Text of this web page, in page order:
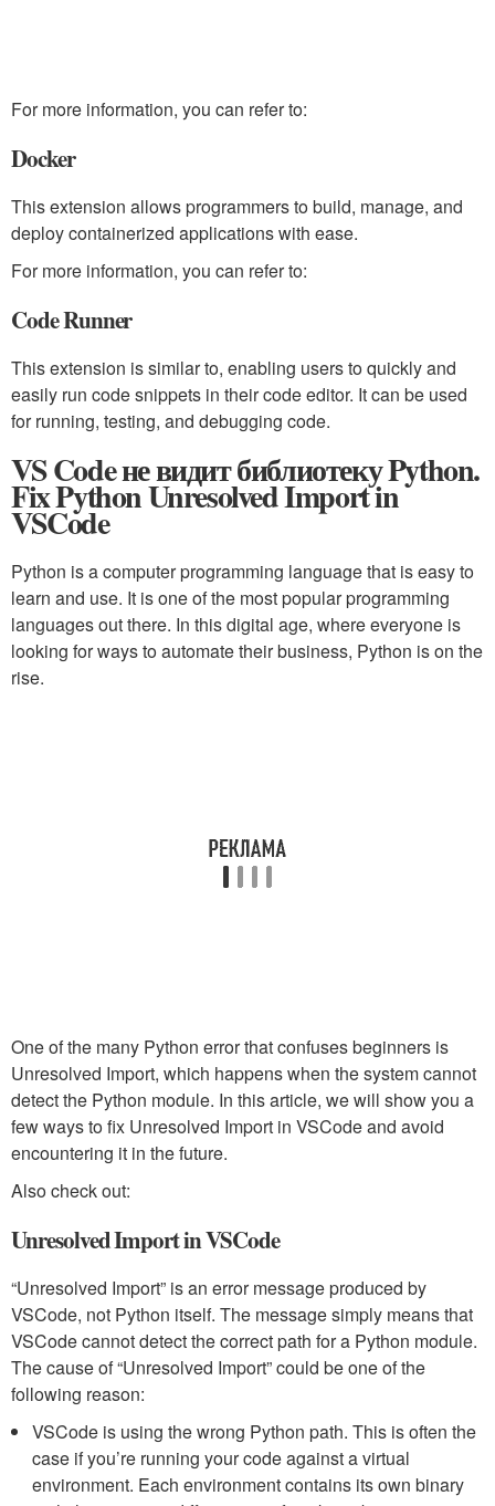
For more information, you can refer to:
Docker
This extension allows programmers to build, manage, and
deploy containerized applications with ease.
For more information, you can refer to:
Code Runner
This extension is similar to, enabling users to quickly and
easily run code snippets in their code editor. It can be used
for running, testing, and debugging code.
VS Code не видит библиотеку Python.
Fix Python Unresolved Import in
VSCode
Python is a computer programming language that is easy to
learn and use. It is one of the most popular programming
languages out there. In this digital age, where everyone is
looking for ways to automate their business, Python is on the
rise.
One of the many Python error that confuses beginners is
Unresolved Import, which happens when the system cannot
detect the Python module. In this article, we will show you a
few ways to fix Unresolved Import in VSCode and avoid
encountering it in the future.
Also check out:
Unresolved Import in VSCode
“Unresolved Import” is an error message produced by
VSCode, not Python itself. The message simply means that
VSCode cannot detect the correct path for a Python module.
The cause of “Unresolved Import” could be one of the
following reason:
VSCode is using the wrong Python path. This is often the
case if you’re running your code against a virtual
environment. Each environment contains its own binary